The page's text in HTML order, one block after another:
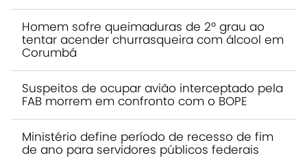
Homem sofre queimaduras de 2º grau ao
tentar acender churrasqueira com álcool em
Corumbá
Suspeitos de ocupar avião interceptado pela
FAB morrem em confronto com o BOPE
Ministério define período de recesso de fim
de ano para servidores públicos federais